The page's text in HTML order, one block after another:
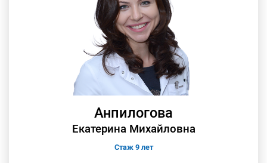
Анпилогова
Екатерина Михайловна
Стаж 9 лет